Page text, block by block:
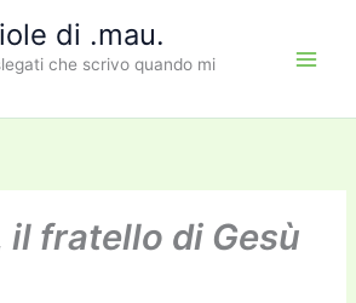
di .mau.
che scrivo quando mi
il fratello di Gesù